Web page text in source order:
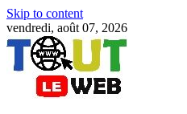
Skip to content
vendredi, août 07, 2026